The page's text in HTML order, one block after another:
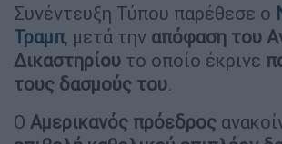
Συνέντευξη Τύπου παρέθεσε ο
Τραμπ, μετά την απόφαση του
Δικαστηρίου το οποίο έκρινε
τους δασμούς του.
Ο Αμερικανός πρόεδρος